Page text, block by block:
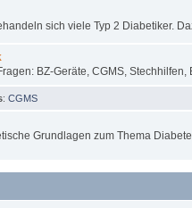
sich viele Typ 2 Diabetiker.
BZ-Geräte, CGMS, Stechhilfen,
: CGMS
Grundlagen zum Thema